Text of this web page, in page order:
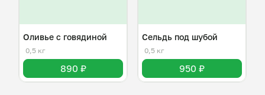
Оливье с говядиной
0,5 кг
890 ₽
Сельдь под шубой
0,5 кг
950 ₽